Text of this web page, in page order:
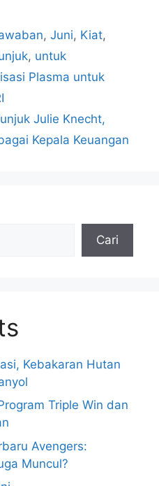
,Juni, Kiat,
, untuk
Plasma untuk
Julie Knecht,
Kepala Keuangan
Cari
Kebakaran Hutan
Triple Win dan
Avengers:
Muncul?